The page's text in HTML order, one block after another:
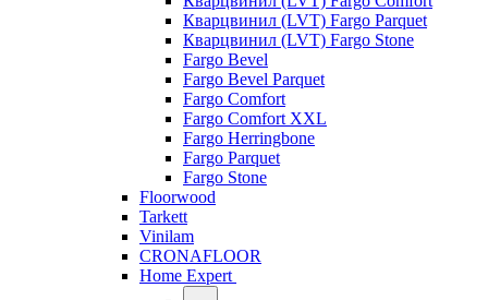
Кварцвинил (LVT) Fargo Parquet
Кварцвинил (LVT) Fargo Stone
Fargo Bevel
Fargo Bevel Parquet
Fargo Comfort
Fargo Comfort XXL
Fargo Herringbone
Fargo Parquet
Fargo Stone
Floorwood
Tarkett
Vinilam
CRONAFLOOR
Home Expert